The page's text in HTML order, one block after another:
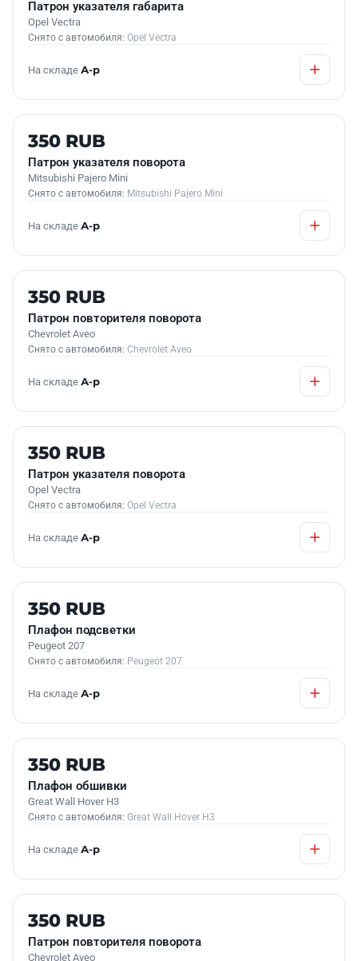
Патрон указателя габарита
Opel Vectra
Снято с автомобиля: Opel Vectra
На складе А-р
Б/У В НАЛИЧИИ
350 RUB
Патрон указателя поворота
Mitsubishi Pajero Mini
Снято с автомобиля: Mitsubishi Pajero Mini
На складе А-р
Б/У В НАЛИЧИИ
350 RUB
Патрон повторителя поворота
Chevrolet Aveo
Снято с автомобиля: Chevrolet Aveo
На складе А-р
Б/У В НАЛИЧИИ
350 RUB
Патрон указателя поворота
Opel Vectra
Снято с автомобиля: Opel Vectra
На складе А-р
Б/У В НАЛИЧИИ
350 RUB
Плафон подсветки
Peugeot 207
Снято с автомобиля: Peugeot 207
На складе А-р
Б/У В НАЛИЧИИ
350 RUB
Плафон обшивки
Great Wall Hover H3
Снято с автомобиля: Great Wall Hover H3
На складе А-р
Б/У В НАЛИЧИИ
350 RUB
Патрон повторителя поворота
Chevrolet Aveo